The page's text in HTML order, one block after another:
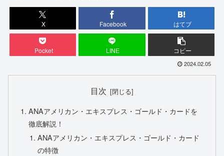
X Facebook はてブ
Pocket LINE コピー
2024.02.05
目次
ANAアメリカン・エキスプレス・ゴールド・カードを
徹底解説！
ANAアメリカン・エキスプレス・ゴールド・カード
の特徴